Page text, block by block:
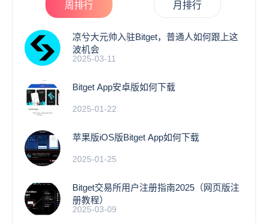
周排行 月排行
凉兮大元帅入驻Bitget，普通人如何跟上这
波机会
2025-03-11
Bitget App安卓版如何下载
2025-01-22
苹果版iOS版Bitget App如何下载
2025-01-25
Bitget交易所用户注册指南2025（网页版注
册教程）
2025-03-09